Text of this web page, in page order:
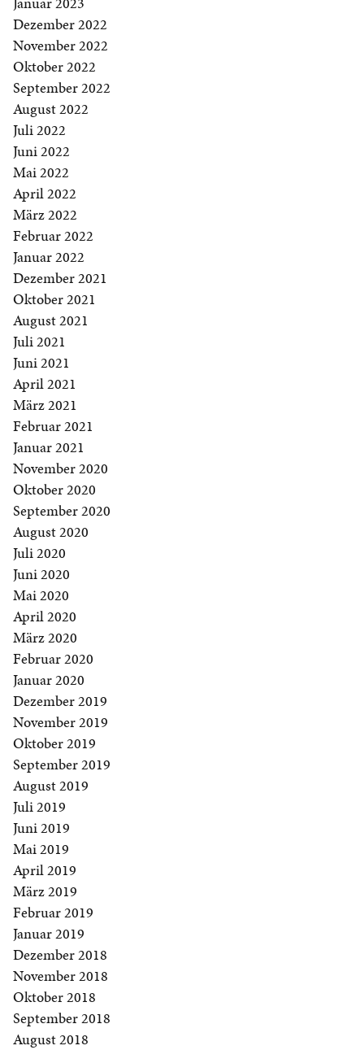
Dezember 2022
November 2022
Oktober 2022
September 2022
August 2022
Juli 2022
Juni 2022
Mai 2022
April 2022
März 2022
Februar 2022
Januar 2022
Dezember 2021
Oktober 2021
August 2021
Juli 2021
Juni 2021
April 2021
März 2021
Februar 2021
Januar 2021
November 2020
Oktober 2020
September 2020
August 2020
Juli 2020
Juni 2020
Mai 2020
April 2020
März 2020
Februar 2020
Januar 2020
Dezember 2019
November 2019
Oktober 2019
September 2019
August 2019
Juli 2019
Juni 2019
Mai 2019
April 2019
März 2019
Februar 2019
Januar 2019
Dezember 2018
November 2018
Oktober 2018
September 2018
August 2018